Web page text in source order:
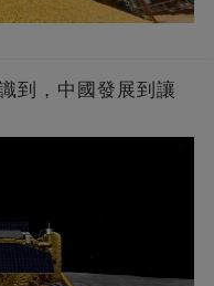
到，中國發展到讓